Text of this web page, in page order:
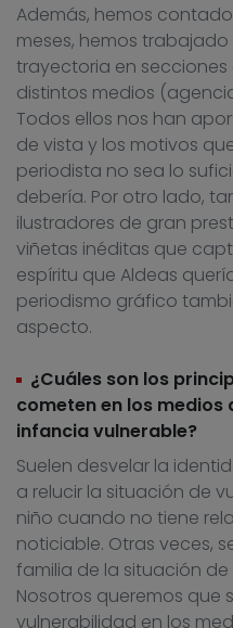
Además, hemos
meses, hemos
trayectoria en
distintos medios
Todos ellos nos han
de vista y los motivos
periodista no sea lo
debería. Por otro lado,
ilustradores de gran
viñetas inéditas que
espíritu que Aldeas
periodismo gráfico
aspecto.
¿Cuáles son los
cometen en los
infancia vulnerable?
Suelen desvelar la
a relucir la situación de
niño cuando no tiene
noticiable. Otras veces,
familia de la situación de
Nosotros queremos que
vulnerabilidad en los